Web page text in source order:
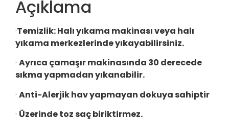
Açıklama
·Temizlik:Halı yıkama makinası veya halı
yıkama merkezlerinde yıkayabilirsiniz.
· Ayrıca çamaşır makinasında 30 derecede
sıkma yapmadan yıkanabilir.
· Anti-Alerjik hav yapmayan dokuya sahiptir
· Üzerinde toz saç biriktirmez.